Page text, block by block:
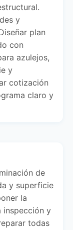
y
plan
con
azulejos,
y
cotización
claro y
de
y superficie
la
inspección y
todas